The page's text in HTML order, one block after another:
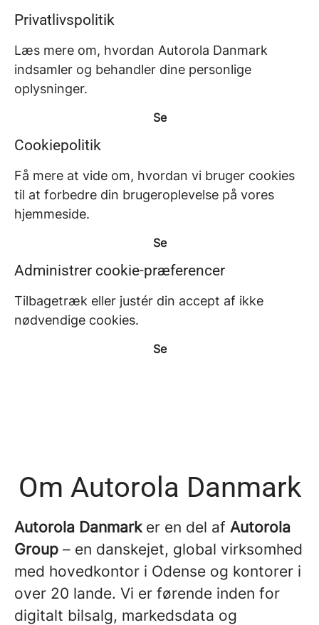
Privatlivspolitik
Læs mere om, hvordan Autorola Danmark
indsamler og behandler dine personlige
oplysninger.
Se
Cookiepolitik
Få mere at vide om, hvordan vi bruger cookies
til at forbedre din brugeroplevelse på vores
hjemmeside.
Se
Administrer cookie-præferencer
Tilbagetræk eller justér din accept af ikke
nødvendige cookies.
Se
Om Autorola Danmark
Autorola Danmarker en del af Autorola
Group – en danskejet, global virksomhed
med hovedkontor i Odense og kontorer i
over 20 lande. Vi er førende inden for
digitalt bilsalg, markedsdata og